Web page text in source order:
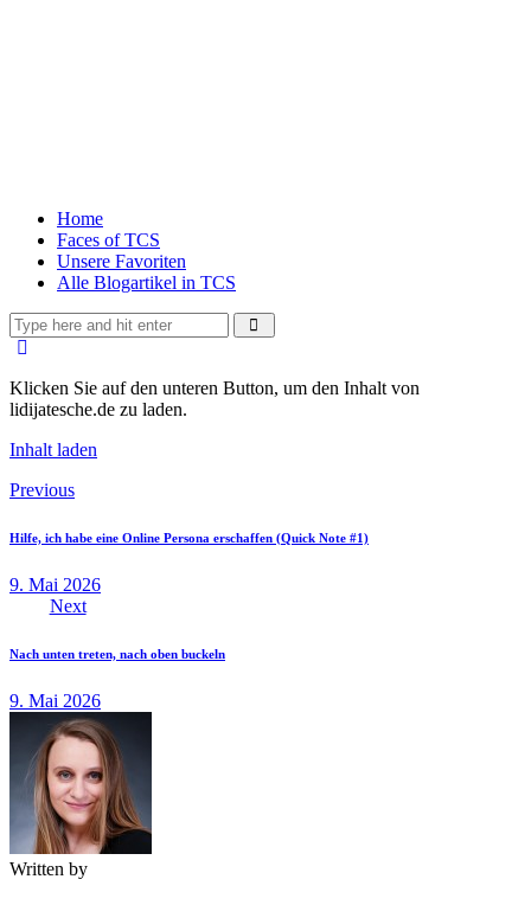
Home
Faces of TCS
Unsere Favoriten
Alle Blogartikel in TCS
Klicken Sie auf den unteren Button, um den Inhalt von
lidijatesche.de zu laden.
Inhalt laden
Beitragsnavigation
Previous
Hilfe, ich habe eine Online Persona erschaffen (Quick Note #1)
9. Mai 2026
Next
Nach unten treten, nach oben buckeln
9. Mai 2026
Written by